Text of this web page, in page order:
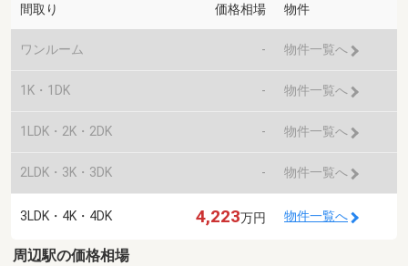
間取り 価格相場 物件
ワンルーム - 物件一覧へ
1K・1DK - 物件一覧へ
1LDK・2K・2DK - 物件一覧へ
2LDK・3K・3DK - 物件一覧へ
3LDK・4K・4DK 4,223万円 物件一覧へ
周辺駅の価格相場